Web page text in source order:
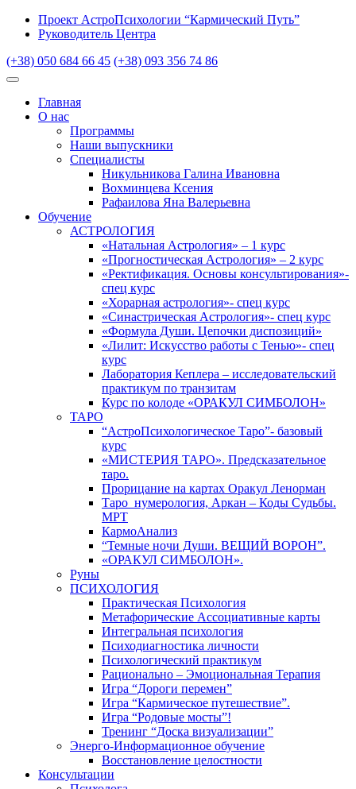
Проект АстроПсихологии “Кармический Путь”
Руководитель Центра
(+38) 050 684 66 45 (+38) 093 356 74 86
Главная
О нас
Программы
Наши выпускники
Специалисты
Никульникова Галина Ивановна
Вохминцева Ксения
Рафаилова Яна Валерьевна
Обучение
АСТРОЛОГИЯ
«Натальная Астрология» – 1 курс
«Прогностическая Астрология» – 2 курс
«Ректификация. Основы консультирования»-
спец курс
«Хорарная астрология»- спец курс
«Синастрическая Астрология»- спец курс
«Формула Души. Цепочки диспозиций»
«Лилит: Искусство работы с Тенью»- спец
курс
Лаборатория Кеплера – исследовательский
практикум по транзитам
Курс по колоде «ОРАКУЛ СИМБОЛОН»
ТАРО
“АстроПсихологическое Таро”- базовый
курс
«МИСТЕРИЯ ТАРО». Предсказательное
таро.
Прорицание на картах Оракул Ленорман
Таро_нумерология, Аркан – Коды Судьбы.
МРТ
КармоАнализ
“Темные ночи Души. ВЕЩИЙ ВОРОН”.
«ОРАКУЛ СИМБОЛОН».
Руны
ПСИХОЛОГИЯ
Практическая Психология
Метафорические Ассоциативные карты
Интегральная психология
Психодиагностика личности
Психологический практикум
Рационально – Эмоциональная Терапия
Игра “Дороги перемен”
Игра “Кармическое путешествие”.
Игра “Родовые мосты”!
Тренинг “Доска визуализации”
Энерго-Информационное обучение
Восстановление целостности
Консультации